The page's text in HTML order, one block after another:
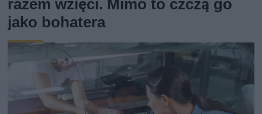
razem wzięci. Mimo to czczą go
jako bohatera